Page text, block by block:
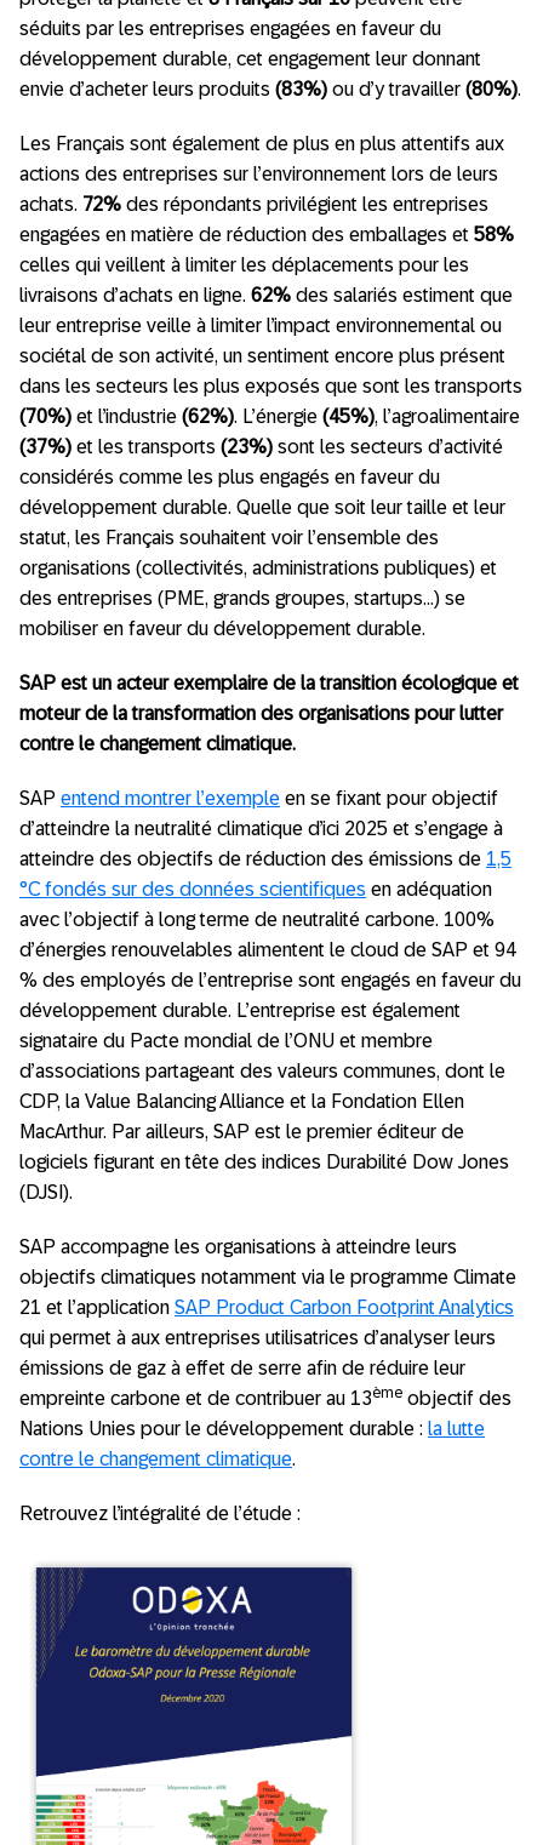
séduits par les entreprises engagées en faveur du
développement durable, cet engagement leur donnant
envie d’acheter leurs produits (83%) ou d’y travailler (80%).
Les Français sont également de plus en plus attentifs aux
actions des entreprises sur l’environnement lors de leurs
achats. 72% des répondants privilégient les entreprises
engagées en matière de réduction des emballages et 58%
celles qui veillent à limiter les déplacements pour les
livraisons d’achats en ligne. 62% des salariés estiment que
leur entreprise veille à limiter l’impact environnemental ou
sociétal de son activité, un sentiment encore plus présent
dans les secteurs les plus exposés que sont les transports
(70%) et l’industrie (62%). L’énergie (45%), l’agroalimentaire
(37%) et les transports (23%) sont les secteurs d’activité
considérés comme les plus engagés en faveur du
développement durable. Quelle que soit leur taille et leur
statut, les Français souhaitent voir l’ensemble des
organisations (collectivités, administrations publiques) et
des entreprises (PME, grands groupes, startups…) se
mobiliser en faveur du développement durable.
SAP est un acteur exemplaire de la transition écologique et
moteur de la transformation des organisations pour lutter
contre le changement climatique.
SAP entend montrer l’exemple en se fixant pour objectif
d’atteindre la neutralité climatique d’ici 2025 et s’engage à
atteindre des objectifs de réduction des émissions de 1,5
°C fondés sur des données scientifiques en adéquation
avec l’objectif à long terme de neutralité carbone. 100%
d’énergies renouvelables alimentent le cloud de SAP et 94
% des employés de l’entreprise sont engagés en faveur du
développement durable. L’entreprise est également
signataire du Pacte mondial de l’ONU et membre
d’associations partageant des valeurs communes, dont le
CDP, la Value Balancing Alliance et la Fondation Ellen
MacArthur. Par ailleurs, SAP est le premier éditeur de
logiciels figurant en tête des indices Durabilité Dow Jones
(DJSI).
SAP accompagne les organisations à atteindre leurs
objectifs climatiques notamment via le programme Climate
21 et l’application SAP Product Carbon Footprint Analytics
qui permet à aux entreprises utilisatrices d’analyser leurs
émissions de gaz à effet de serre afin de réduire leur
empreinte carbone et de contribuer au 13ème objectif des
Nations Unies pour le développement durable : la lutte
contre le changement climatique.
Retrouvez l’intégralité de l’étude :